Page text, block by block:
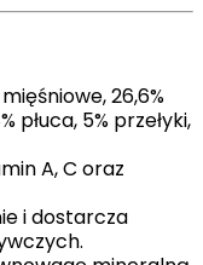
26,6%
płuca, 5% przełyki,
A, C oraz
i dostarcza